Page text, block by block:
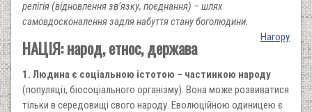
релігія (відновлення зв’язку, поєднання) – шлях
самовдосконалення задля набуття стану боголюдини.
Нагору
НАЦІЯ: народ, етнос, держава
1. Людина є соціальною істотою – частинкою народу
(популяції, біосоціального організму). Вона може розвиватися
тільки в середовищі свого народу. Еволюційною одиницею є